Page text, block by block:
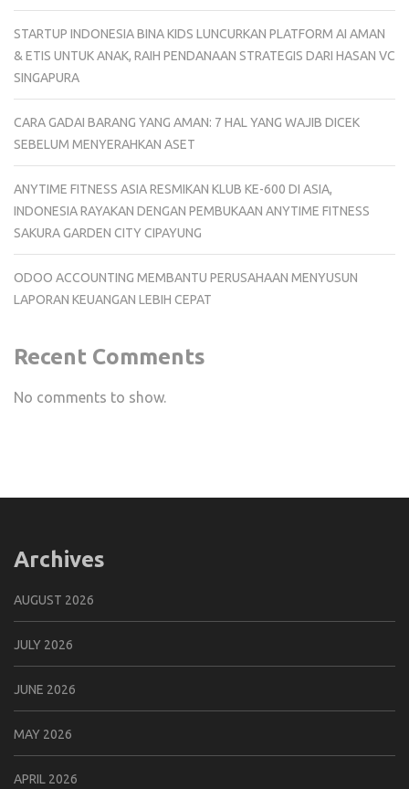
STARTUP INDONESIA BINA KIDS LUNCURKAN PLATFORM AI AMAN
& ETIS UNTUK ANAK, RAIH PENDANAAN STRATEGIS DARI HASAN VC
SINGAPURA
CARA GADAI BARANG YANG AMAN: 7 HAL YANG WAJIB DICEK
SEBELUM MENYERAHKAN ASET
ANYTIME FITNESS ASIA RESMIKAN KLUB KE-600 DI ASIA,
INDONESIA RAYAKAN DENGAN PEMBUKAAN ANYTIME FITNESS
SAKURA GARDEN CITY CIPAYUNG
ODOO ACCOUNTING MEMBANTU PERUSAHAAN MENYUSUN
LAPORAN KEUANGAN LEBIH CEPAT
Recent Comments
No comments to show.
Archives
AUGUST 2026
JULY 2026
JUNE 2026
MAY 2026
APRIL 2026